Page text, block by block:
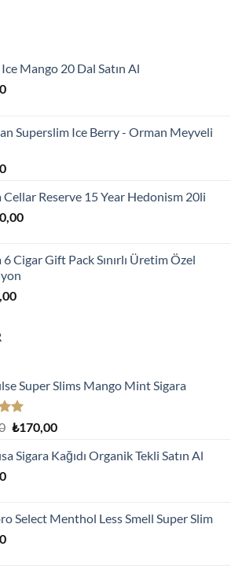
Mango 20 Dal Satın Al
Superslim Ice Berry - Orman Meyveli
Reserve 15 Year Hedonism 20li
Cigar Gift Pack Sınırlı Üretim Özel
Super Slims Mango Mint Sigara
Orijinal
₺175,00.
₺170,00Şu
fiyat:
Sigara Kağıdı Organik Tekli Satın Al
Select Menthol Less Smell Super Slim